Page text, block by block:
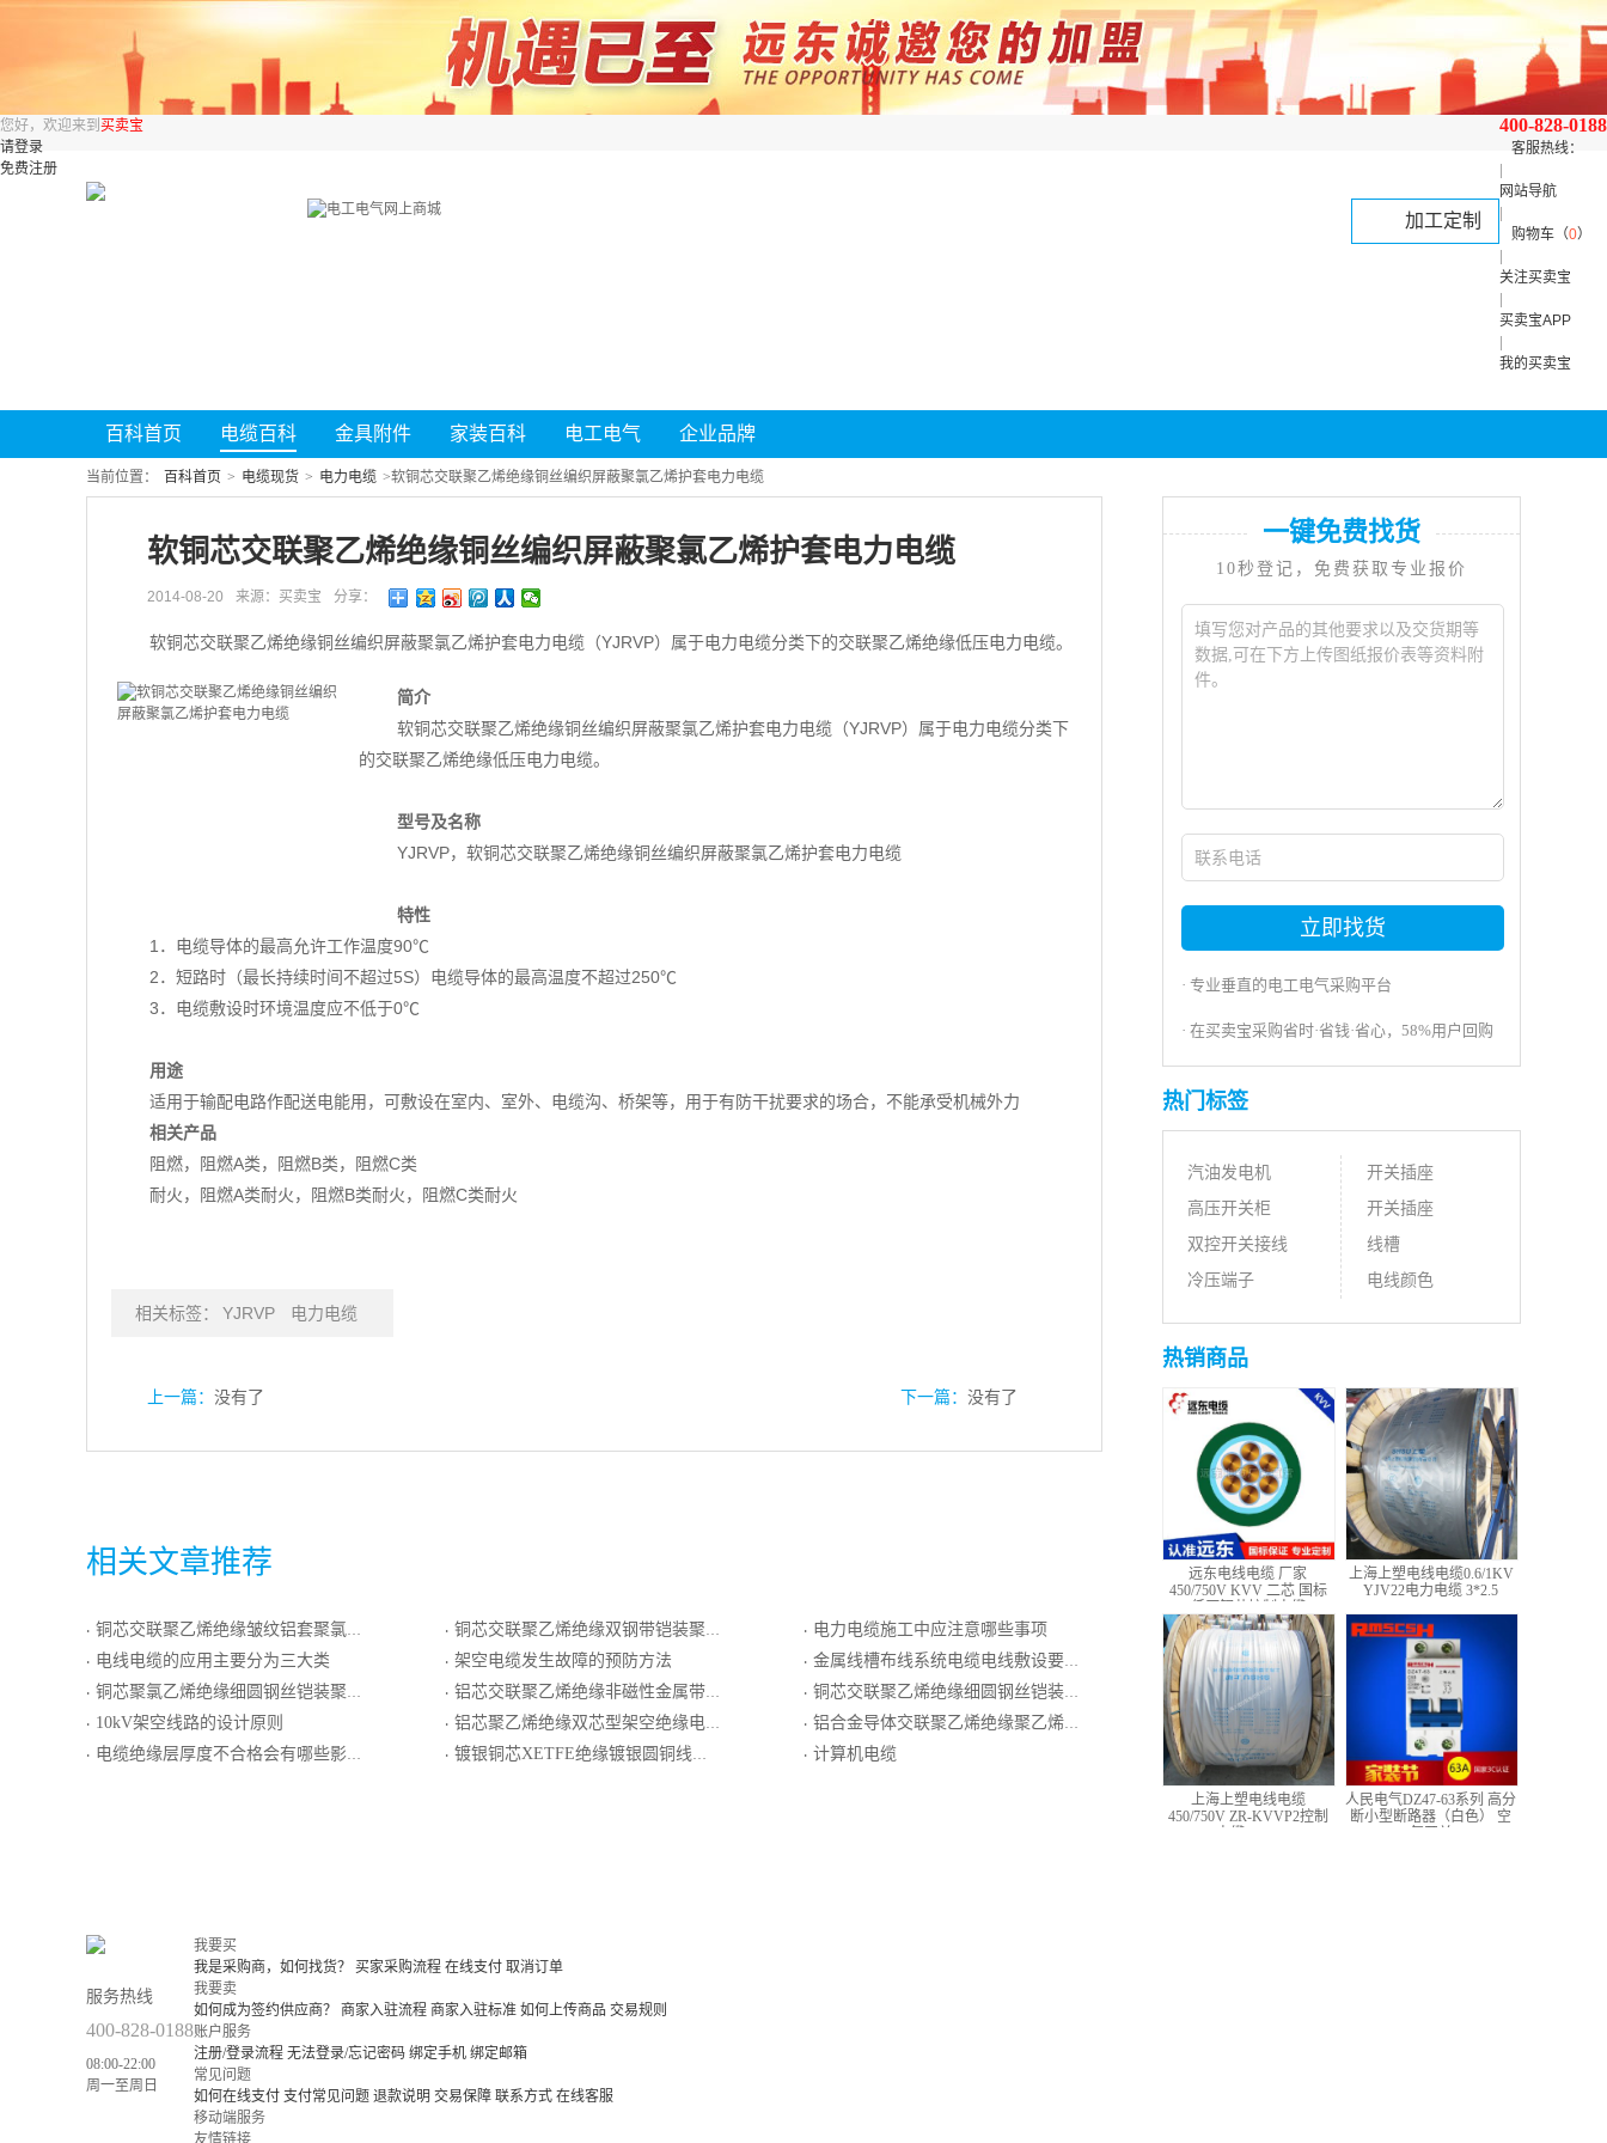
400-828-0188
客服热线：
网站导航
购物车（0）
关注买卖宝
买卖宝APP
我的买卖宝
您好，欢迎来到 买卖宝
请登录
免费注册
加工定制
百科首页 电缆百科 金具附件 家装百科 电工电气 企业品牌
当前位置： 百科首页 > 电缆现货 > 电力电缆 >软铜芯交联聚乙烯绝缘铜丝编织屏蔽聚氯乙烯护套电力电缆
软铜芯交联聚乙烯绝缘铜丝编织屏蔽聚氯乙烯护套电力电缆
2014-08-20 来源：买卖宝 分享：
软铜芯交联聚乙烯绝缘铜丝编织屏蔽聚氯乙烯护套电力电缆（YJRVP）属于电力电缆分类下的交联聚乙烯绝缘低压电力电缆。
简介
软铜芯交联聚乙烯绝缘铜丝编织屏蔽聚氯乙烯护套电力电缆（YJRVP）属于电力电缆分类下
的交联聚乙烯绝缘低压电力电缆。
型号及名称
YJRVP，软铜芯交联聚乙烯绝缘铜丝编织屏蔽聚氯乙烯护套电力电缆
特性
1．电缆导体的最高允许工作温度90℃
2．短路时（最长持续时间不超过5S）电缆导体的最高温度不超过250℃
3．电缆敷设时环境温度应不低于0℃
用途
适用于输配电路作配送电能用，可敷设在室内、室外、电缆沟、桥架等，用于有防干扰要求的场合，不能承受机械外力
相关产品
阻燃，阻燃A类，阻燃B类，阻燃C类
耐火，阻燃A类耐火，阻燃B类耐火，阻燃C类耐火
相关标签： YJRVP 电力电缆
上一篇： 没有了 下一篇： 没有了
相关文章推荐
· 铜芯交联聚乙烯绝缘皱纹铝套聚氯乙烯外护套纵向阻水电力电缆
· 电线电缆的应用主要分为三大类
· 铜芯聚氯乙烯绝缘细圆钢丝铠装聚乙烯护套电力电缆
· 10kV架空线路的设计原则
· 电缆绝缘层厚度不合格会有哪些影响呢？
· 铜芯交联聚乙烯绝缘双钢带铠装聚氯乙烯护套电力电缆
· 架空电缆发生故障的预防方法
· 铝芯交联聚乙烯绝缘非磁性金属带铠装聚乙烯护套电力电缆
· 铝芯聚乙烯绝缘双芯型架空绝缘电缆
· 镀银铜芯XETFE绝缘镀银圆铜线编织屏蔽XETFE护套轻型电线电缆
· 电力电缆施工中应注意哪些事项
· 金属线槽布线系统电缆电线敷设要求
· 铜芯交联聚乙烯绝缘细圆钢丝铠装聚氯乙烯护套电力电缆
· 铝合金导体交联聚乙烯绝缘聚乙烯护套电力电缆
· 计算机电缆
一键免费找货
10秒登记，免费获取专业报价
立即找货
· 专业垂直的电工电气采购平台
· 在买卖宝采购省时·省钱·省心，58%用户回购
热门标签
汽油发电机
高压开关柜
双控开关接线
冷压端子
开关插座
开关插座
线槽
电线颜色
热销商品
远东电线电缆 厂家
450/750V KVV 二芯 国标
上海上塑电线电缆0.6/1KV
YJV22电力电缆 3*2.5
上海上塑电线电缆
450/750V ZR-KVVP2控制
人民电气DZ47-63系列 高分
断小型断路器（白色） 空
服务热线
400-828-0188
08:00-22:00
周一至周日
我要买
我是采购商，如何找货？
买家采购流程 在线支付 取消订单
我要卖
如何成为签约供应商？
商家入驻流程 商家入驻标准 如何上传商品 交易规则
账户服务
注册/登录流程 无法登录/忘记密码 绑定手机 绑定邮箱
常见问题
如何在线支付 支付常见问题 退款说明 交易保障 联系方式 在线客服
移动端服务
友情链接